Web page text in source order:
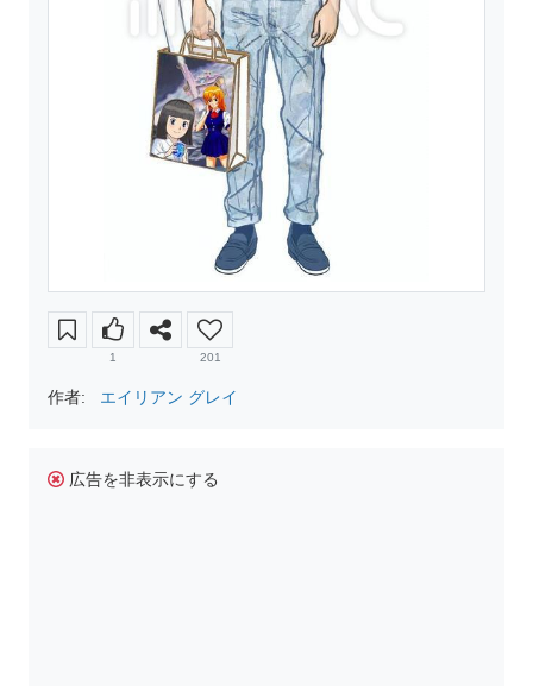
1 201
作者: エイリアン グレイ
広告を非表示にする